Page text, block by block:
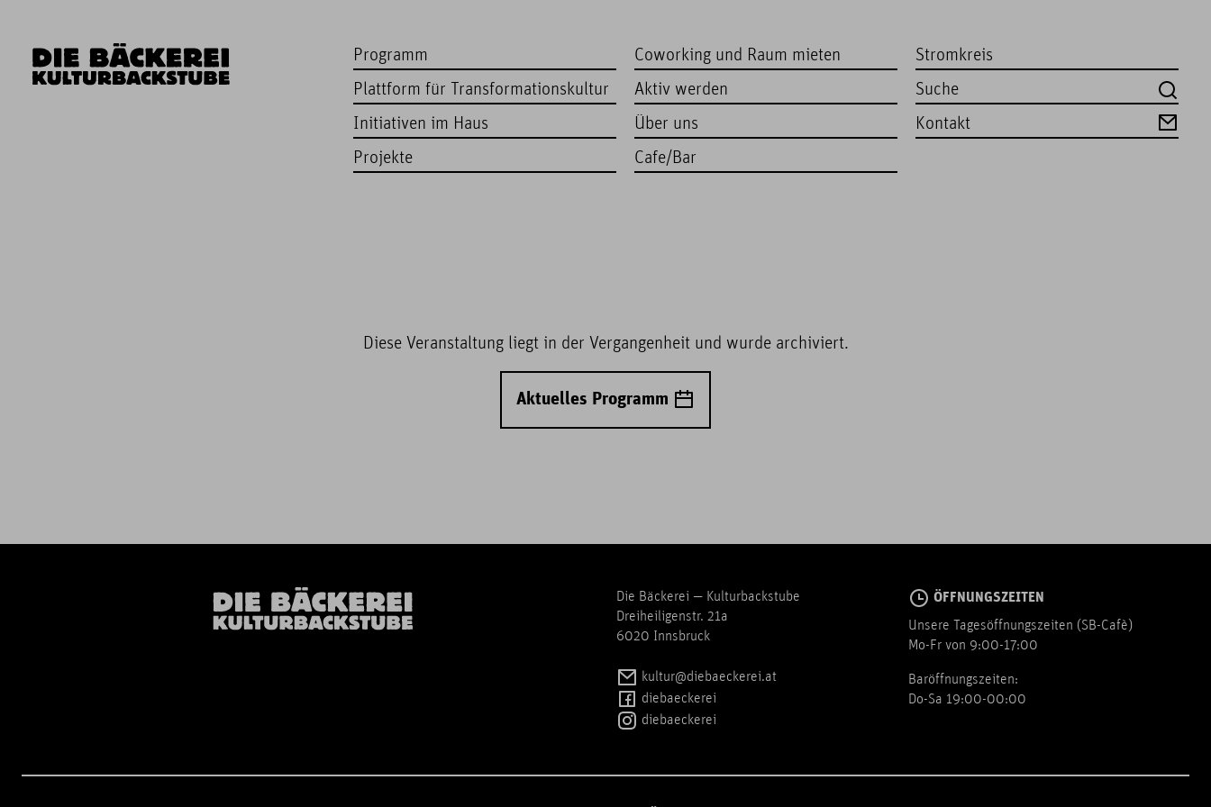
Programm
Plattform für Transformationskultur
Initiativen im Haus
Projekte
Coworking und Raum mieten
Aktiv werden
Über uns
Cafe/Bar
Stromkreis
Kontakt
Diese Veranstaltung liegt in der Vergangenheit und wurde archiviert.
Aktuelles Programm
Die Bäckerei — Kulturbackstube
Dreiheiligenstr. 21a
6020 Innsbruck
kultur@diebaeckerei.at
diebaeckerei
diebaeckerei
ÖFFNUNGSZEITEN
Unsere Tagesöffnungszeiten (SB-Cafè)
Mo-Fr von 9:00-17:00
Baröffnungszeiten:
Do-Sa 19:00-00:00